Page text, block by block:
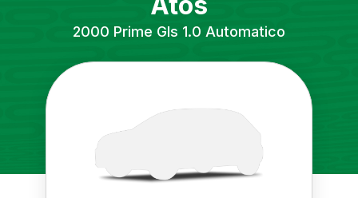
2000 Prime Gls 1.0 Automatico